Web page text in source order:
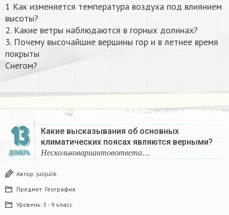
1 Как изменяется температура воздуха под влиянием
высоты?
2. Какие ветры наблюдаются в горных долинах?
3. Почему высочайшие вершины гор и в летнее время
покрыты
Снегом?​
13
ДЕКАБРЬ
Какие высказывания об основных
климатических поясах являются верными?
Н е с кол ько в а р и а н т о в о т в е т а
Несколькова рианто вответа
…
Автор: julijulik
Предмет: География
Уровень: 5 - 9 класс